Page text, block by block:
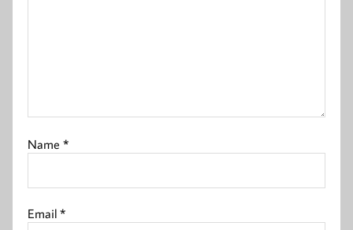
Name*
Email*